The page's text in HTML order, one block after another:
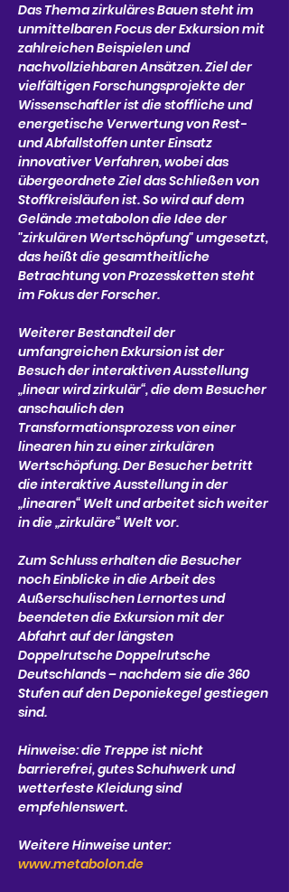
Das Thema zirkuläres Bauen steht im
unmittelbaren Focus der Exkursion mit
zahlreichen Beispielen und
nachvollziehbaren Ansätzen. Ziel der
vielfältigen Forschungsprojekte der
Wissenschaftler ist die stoffliche und
energetische Verwertung von Rest-
und Abfallstoffen unter Einsatz
innovativer Verfahren, wobei das
übergeordnete Ziel das Schließen von
Stoffkreisläufen ist. So wird auf dem
Gelände :metabolon die Idee der
"zirkulären Wertschöpfung" umgesetzt,
das heißt die gesamtheitliche
Betrachtung von Prozessketten steht
im Fokus der Forscher.
Weiterer Bestandteil der
umfangreichen Exkursion ist der
Besuch der interaktiven Ausstellung
„linear wird zirkulär“, die dem Besucher
anschaulich den
Transformationsprozess von einer
linearen hin zu einer zirkulären
Wertschöpfung. Der Besucher betritt
die interaktive Ausstellung in der
„linearen“ Welt und arbeitet sich weiter
in die „zirkuläre“ Welt vor.
Zum Schluss erhalten die Besucher
noch Einblicke in die Arbeit des
Außerschulischen Lernortes und
beendeten die Exkursion mit der
Abfahrt auf der längsten
Doppelrutsche Doppelrutsche
Deutschlands – nachdem sie die 360
Stufen auf den Deponiekegel gestiegen
sind.
Hinweise: die Treppe ist nicht
barrierefrei, gutes Schuhwerk und
wetterfeste Kleidung sind
empfehlenswert.
Weitere Hinweise unter:
www.metabolon.de